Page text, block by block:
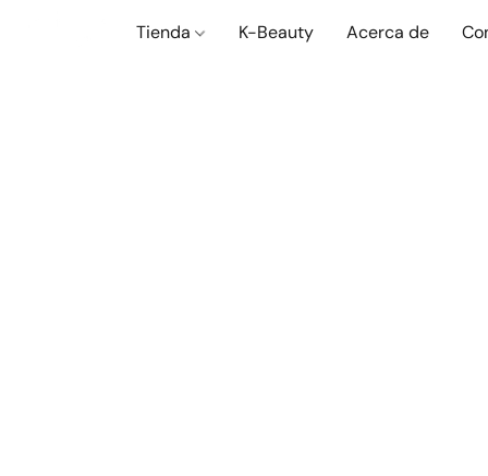
Tienda K-Beauty Acerca de